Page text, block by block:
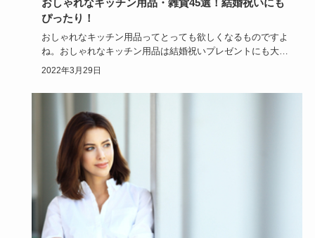
おしゃれなキッチン用品・雑貨45選！結婚祝いにも
ぴったり！
おしゃれなキッチン用品ってとっても欲しくなるものですよ
ね。おしゃれなキッチン用品は結婚祝いプレゼントにも大変
喜ばれます！ブ…
2022年3月29日